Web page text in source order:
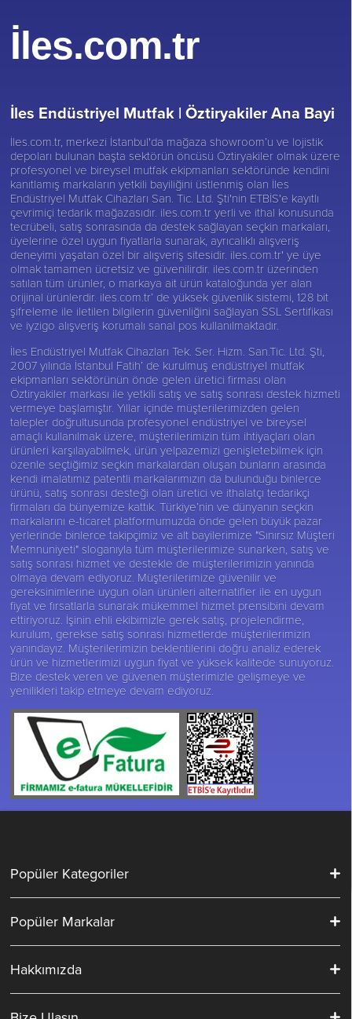
İles.com.tr
İles Endüstriyel Mutfak |Öztiryakiler Ana Bayi
İles.com.tr, merkezi İstanbul'da mağaza showroom’u ve lojistik
depoları bulunan başta sektörün öncüsü Öztiryakiler olmak üzere
profesyonel ve bireysel mutfak ekipmanları sektöründe kendini
kanıtlamış markaların yetkili bayiliğini üstlenmiş olan İles
Endüstriyel Mutfak Cihazları San. Tic. Ltd. Şti'nin ETBİS'e kayıtlı
çevrimiçi tedarik mağazasıdır. iles.com.tr yerli ve ithal konusunda
tecrübeli, satış sonrasında da destek sağlayan seçkin markaları,
üyelerine özel uygun fiyatlarla sunarak, ayrıcalıklı alışveriş
deneyimi yaşatan özel bir alışveriş sitesidir. iles.com.tr' ye üye
olmak tamamen ücretsiz ve güvenilirdir. iles.com.tr üzerinden
satılan tüm ürünler, o markaya ait ürün kataloğunda yer alan
orijinal ürünlerdir. iles.com.tr’ de yüksek güvenlik sistemi, 128 bit
şifreleme ile iletilen bilgilerin güvenliğini sağlayan SSL Sertifikası
ve iyzigo alışveriş korumalı sanal pos kullanılmaktadır.
İles Endüstriyel Mutfak Cihazları Tek. Ser. Hizm. San.Tic. Ltd. Şti,
2007 yılında İstanbul Fatih’ de kurulmuş endüstriyel mutfak
ekipmanları sektörünün önde gelen üretici firması olan
Öztiryakiler markası ile yetkili satış ve satış sonrası destek hizmeti
vermeye başlamıştır. Yıllar içinde müşterilerimizden gelen
talepler doğrultusunda profesyonel endüstriyel ve bireysel
amaçlı kullanılmak üzere, müşterilerimizin tüm ihtiyaçları olan
ürünleri karşılayabilmek, ürün yelpazemizi genişletebilmek için
özenle seçtiğimiz seçkin markalardan oluşan bunların arasında
kendi imalatımız patentli markalarımızın da bulunduğu binlerce
ürünü, satış sonrası desteği olan üretici ve ithalatçı tedarikçi
firmaları da bünyemize kattık. Türkiye’nin ve dünyanın seçkin
markalarını e-ticaret platformumuzda önde gelen büyük pazar
yerlerinde binlerce takipçimiz ve alt bayilerimize "Sınırsız Müşteri
Memnuniyeti" sloganıyla tüm müşterilerimize sunarken, satış ve
satış sonrası hizmet ve destekle de müşterilerimizin yanında
olmaya devam ediyoruz. Müşterilerimize güvenilir ve
gereksinimlerine uygun olan ürünleri alternatifler ile en uygun
fiyat ve fırsatlarla sunarak mükemmel hizmet prensibini devam
ettiriyoruz. İşinin ehli ekibimizle gerek satış, projelendirme,
kurulum, gerekse satış sonrası hizmetlerde müşterilerimizin
yanındayız. Müşterilerimizin beklentilerini doğru analiz ederek
ürün ve hizmetlerimizi uygun fiyat ve yüksek kalitede sunuyoruz.
Bize destek veren ve güvenen müşterimizle gelişmeye ve
yenilikleri takip etmeye devam ediyoruz.
Popüler Kategoriler
Popüler Markalar
Hakkımızda